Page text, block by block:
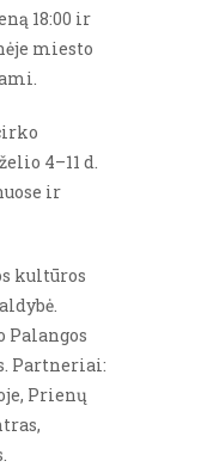
18:00 ir
miesto
4–11 d.
ir
kultūros
Palangos
Partneriai:
Prienų